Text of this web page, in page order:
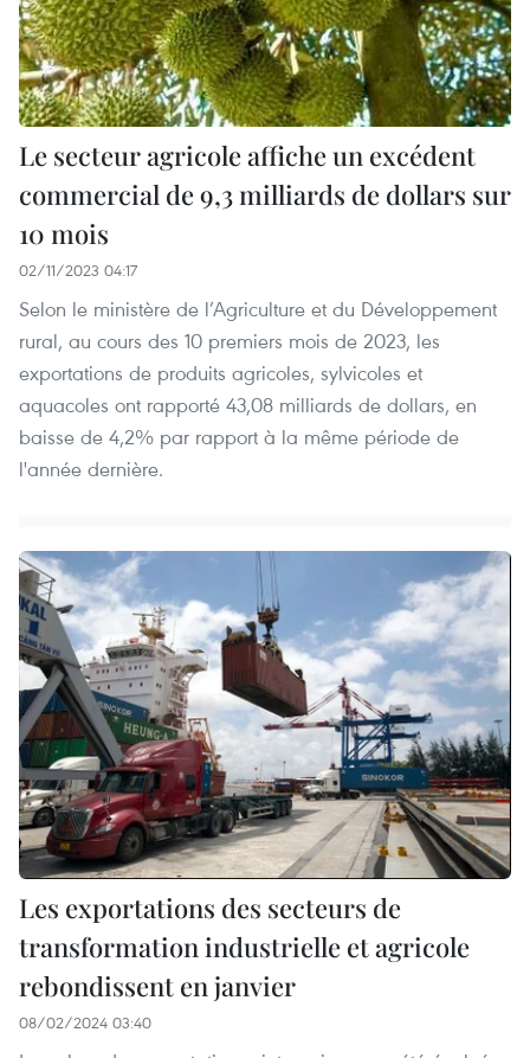
Le secteur agricole affiche un excédent
commercial de 9,3 milliards de dollars sur
10 mois
02/11/2023 04:17
Selon le ministère de l’Agriculture et du Développement
rural, au cours des 10 premiers mois de 2023, les
exportations de produits agricoles, sylvicoles et
aquacoles ont rapporté 43,08 milliards de dollars, en
baisse de 4,2% par rapport à la même période de
l'année dernière.
Les exportations des secteurs de
transformation industrielle et agricole
rebondissent en janvier
08/02/2024 03:40